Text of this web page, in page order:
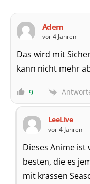
Adem
vor 4 Jahren
Das wird mit
kann nicht mehr
9
LeeLive
vor 4 Jahren
Dieses Anime
besten, die es
mit krassen